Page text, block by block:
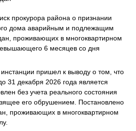
прокурора района о признании
дома аварийным и подлежащим
проживающих в многоквартирном
6 месяцев со дня
пришел к выводу о том, что
31 декабря 2026 года является
без учета реального состояния
его обрушением. Постановлено
проживающих в многоквартирном